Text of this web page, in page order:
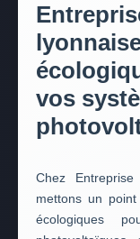
vos
Chez
mettons un
écologiques